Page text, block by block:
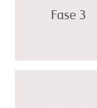
Fase 3